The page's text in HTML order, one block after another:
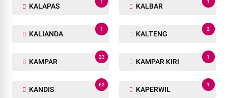
KALAPAS
1
KALBAR
1
KALIANDA
1
KALTENG
2
KAMPAR
23
KAMPAR KIRI
1
KANDIS
63
KAPERWIL
1